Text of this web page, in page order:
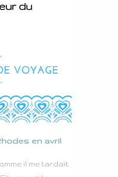
du
en avril
il me tardait